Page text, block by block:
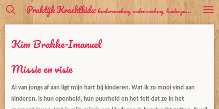
Ga
Praktijk Krachtkids: kindercoaching, oudercoaching, kinderyoga & kinderyogadans
Kim Brakke-Imanuel
Missie en visie
Al van jongs af aan ligt mijn hart bij kinderen. Wat ik zo mooi vind aan
kinderen, is hun openheid, hun puurheid en het feit dat ze in het